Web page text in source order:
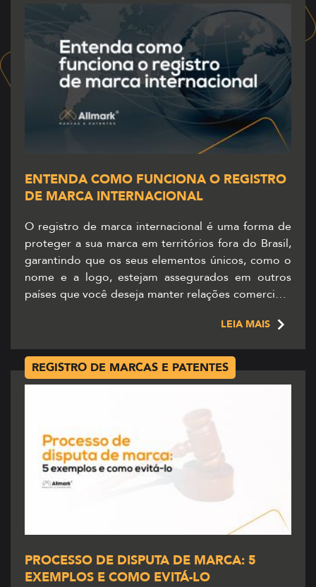
ENTENDA COMO FUNCIONA O REGISTRO
DE MARCA INTERNACIONAL
O registro de marca internacional é uma forma de
proteger a sua marca em territórios fora do Brasil,
garantindo que os seus elementos únicos, como o
nome e a logo, estejam assegurados em outros
países que você deseja manter relações comerciais.
protege a marca apenas dentro do […]LEIA MAIS
REGISTRO DE MARCAS E PATENTES
PROCESSO DE DISPUTA DE MARCA: 5
EXEMPLOS E COMO EVITÁ-LO